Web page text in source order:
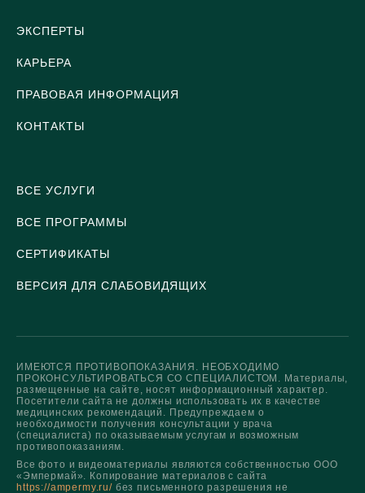
ЭКСПЕРТЫ
КАРЬЕРА
ПРАВОВАЯ ИНФОРМАЦИЯ
КОНТАКТЫ
ВСЕ УСЛУГИ
ВСЕ ПРОГРАММЫ
СЕРТИФИКАТЫ
ВЕРСИЯ ДЛЯ СЛАБОВИДЯЩИХ
ИМЕЮТСЯ ПРОТИВОПОКАЗАНИЯ. НЕОБХОДИМО
ПРОКОНСУЛЬТИРОВАТЬСЯ СО СПЕЦИАЛИСТОМ. Материалы,
размещенные на сайте, носят информационный характер.
Посетители сайта не должны использовать их в качестве
медицинских рекомендаций. Предупреждаем о
необходимости получения консультации у врача
(специалиста) по оказываемым услугам и возможным
противопоказаниям.
Все фото и видеоматериалы являются собственностью ООО
«Эмпермай». Копирование материалов с сайта
https://ampermy.ru/без письменного разрешения не